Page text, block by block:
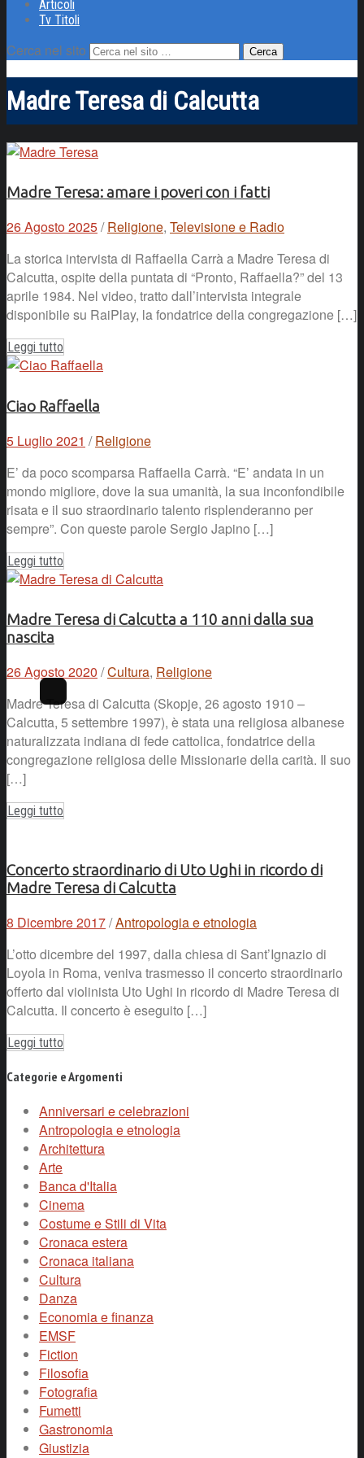
Articoli
Tv Titoli
Cerca nel sito
Madre Teresa di Calcutta
Madre Teresa: amare i poveri con i fatti
26 Agosto 2025/ Religione, Televisione e Radio
La storica intervista di Raffaella Carrà a Madre Teresa di
Calcutta, ospite della puntata di “Pronto, Raffaella?” del 13
aprile 1984. Nel video, tratto dall’intervista integrale
disponibile su RaiPlay, la fondatrice della congregazione […]
Leggi tutto
Ciao Raffaella
5 Luglio 2021 / Religione
E’ da poco scomparsa Raffaella Carrà. “E’ andata in un
mondo migliore, dove la sua umanità, la sua inconfondibile
risata e il suo straordinario talento risplenderanno per
sempre”. Con queste parole Sergio Japino […]
Leggi tutto
Madre Teresa di Calcutta a 110 anni dalla sua
nascita
26 Agosto 2020 /Cultura, Religione
Madre Teresa di Calcutta (Skopje, 26 agosto 1910 –
Calcutta, 5 settembre 1997), è stata una religiosa albanese
naturalizzata indiana di fede cattolica, fondatrice della
congregazione religiosa delle Missionarie della carità. Il suo
[…]
Leggi tutto
Concerto straordinario di Uto Ughi in ricordo di
Madre Teresa di Calcutta
8 Dicembre 2017/Antropologia e etnologia
L’otto dicembre del 1997, dalla chiesa di Sant’Ignazio di
Loyola in Roma, veniva trasmesso il concerto straordinario
offerto dal violinista Uto Ughi in ricordo di Madre Teresa di
Calcutta. Il concerto è eseguito […]
Leggi tutto
Categorie e Argomenti
Anniversari e celebrazioni
Antropologia e etnologia
Architettura
Arte
Banca d'Italia
Cinema
Costume e Stili di Vita
Cronaca estera
Cronaca italiana
Cultura
Danza
Economia e finanza
EMSF
Fiction
Filosofia
Fotografia
Fumetti
Gastronomia
Giustizia